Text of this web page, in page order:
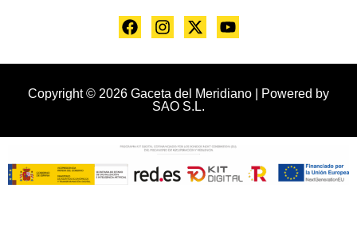
Copyright © 2026 Gaceta del Meridiano | Powered by
SAO S.L.